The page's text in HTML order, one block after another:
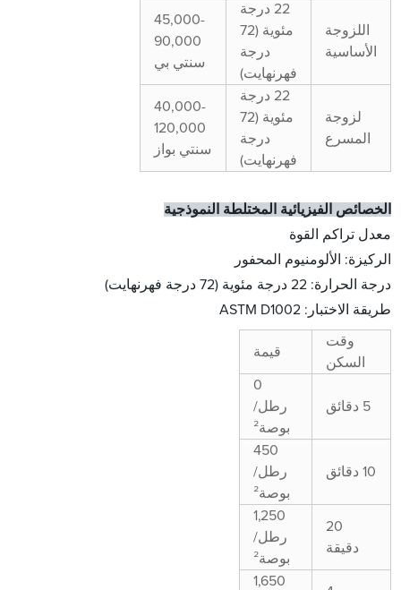
اللزوجة
الأساسية
22 درجة
مئوية (72
درجة
فهرنهايت)
45,000-
90,000
سنتي بي
لزوجة
المسرع
22 درجة
مئوية (72
درجة
فهرنهايت)
40,000-
120,000
سنتي بواز
الخصائص الفيزيائية المختلطة النموذجية
معدل تراكم القوة
الركيزة: الألومنيوم المحفور
درجة الحرارة: 22 درجة مئوية (72 درجة فهرنهايت)
طريقة الاختبار: ASTM D1002
وقت
السكن
قيمة
5 دقائق
0
رطل/
بوصة²
10 دقائق
450
رطل/
بوصة²
20
دقيقة
1,250
رطل/
بوصة²
1,650